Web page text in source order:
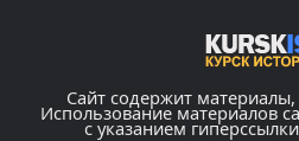
Сайт содержит
Использование материалов
с указанием